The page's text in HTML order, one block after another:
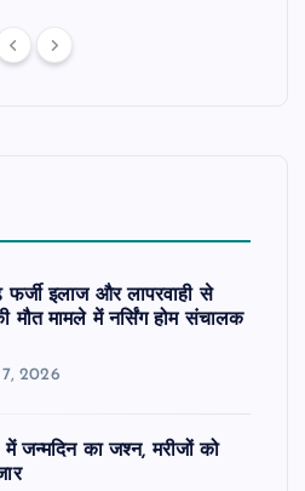
इलाज और लापरवाही से
मौत मामले में नर्सिंग होम संचालक
2026
में जन्मदिन का जश्न, मरीजों को